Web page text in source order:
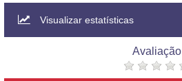
Visualizar estatísticas
Avaliação